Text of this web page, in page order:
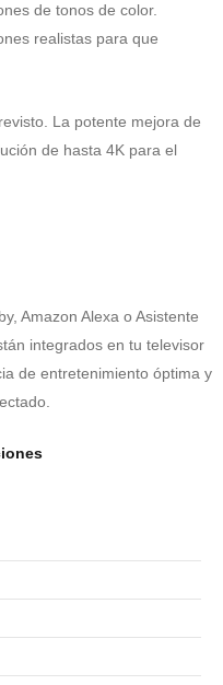
de tonos de color.
realistas para que
La potente mejora de
de hasta 4K para el
Amazon Alexa o Asistente
integrados en tu televisor
de entretenimiento óptima y